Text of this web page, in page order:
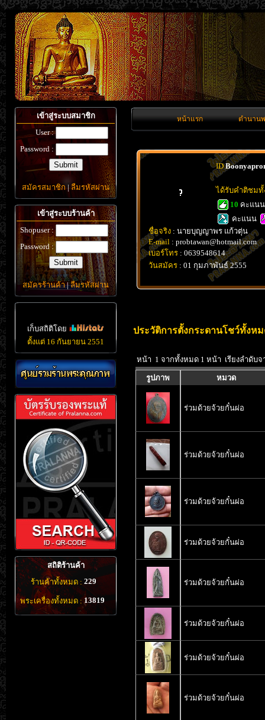
เข้าสู่ระบบสมาชิก
User :
Password :
สมัครสมาชิก|ลืมรหัสผ่าน
เข้าสู่ระบบร้านค้า
Shopuser :
Password :
สมัครร้านค้า|ลืมรหัสผ่าน
เก็บสถิติโดย
ตั้งแต่ 16 กันยายน 2551
สถิติร้านค้า
ร้านค้าทั้งหมด : 229
พระเครื่องทั้งหมด : 13819
หน้าแรก ตำนาน
ID
ได้รับคำติชม
10 คะแน
คะแนน
ชื่อจริง : นายบุญญาพร แก้วตุ่น
E-mail : probtawan@hotmail.com
เบอร์โทร : 0639548614
วันสมัคร : 01 กุมภาพันธ์ 2555
ประวัติการตั้งกระดานโชว์ทั้งหม
หน้า 1 จากทั้งหมด 1 หน้า เรียงลำดับจ
รูปภาพ หมวด
ร่วมด้วยจ้วยกั๋นผ่อ
ร่วมด้วยจ้วยกั๋นผ่อ
ร่วมด้วยจ้วยกั๋นผ่อ
ร่วมด้วยจ้วยกั๋นผ่อ
ร่วมด้วยจ้วยกั๋นผ่อ
ร่วมด้วยจ้วยกั๋นผ่อ
ร่วมด้วยจ้วยกั๋นผ่อ
ร่วมด้วยจ้วยกั๋นผ่อ